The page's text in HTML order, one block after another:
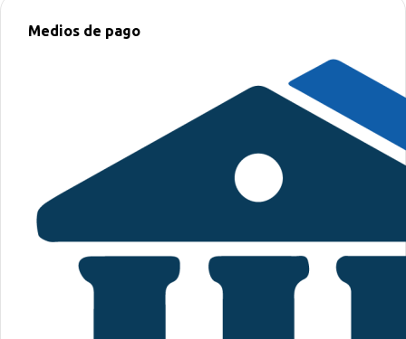
Medios de pago